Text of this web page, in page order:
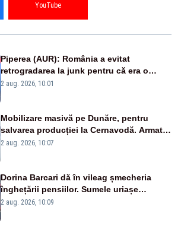
YouTube
Piperea (AUR): România a evitat
retrogradarea la junk pentru că era o
catastrofă pentru bănci și fondurile de
2 aug. 2026, 10:01
Mobilizare masivă pe Dunăre, pentru
salvarea producției la Cernavodă. Armata
va detona o stâncă și va devia apa
2 aug. 2026, 10:07
Dorina Barcari dă în vileag șmecheria
înghețării pensiilor. Sumele uriașe
pierdute de fiecare român
2 aug. 2026, 10:09